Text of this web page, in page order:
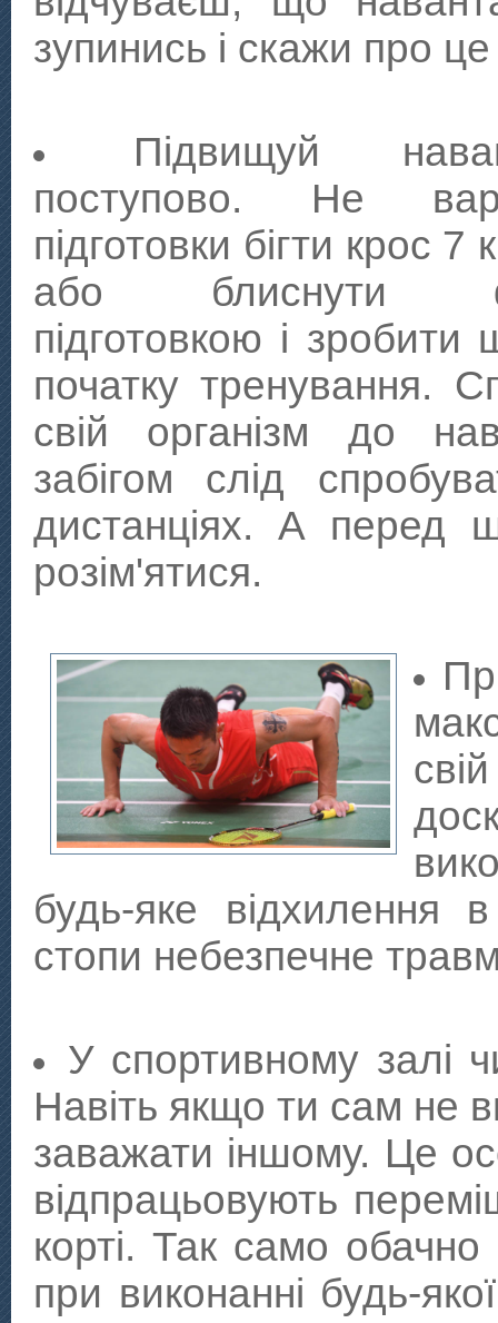
зупинись і скажи про
Підвищуй
поступово. Не
підготовки бігти крос 7
або блиснути
підготовкою і зробити
початку тренування.
свій організм до
забігом слід
дистанціях. А перед
розім'ятися.
будь-яке відхилення
стопи небезпечне
У спортивному залі
Навіть якщо ти сам не
заважати іншому. Це
відпрацьовують
корті. Так само
при виконанні будь-